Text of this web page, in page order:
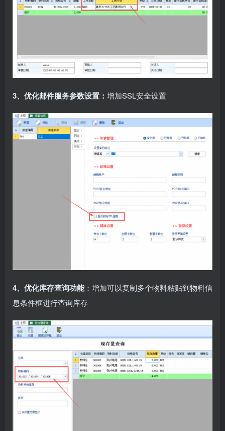
3、优化邮件服务参数设置： 增加SSL安全设置
4、优化库存查询功能：增加可以复制多个物料粘贴到物料信
息条件框进行查询库存